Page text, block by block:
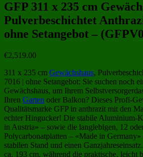
GFP 311 x 235 cm
Pulverbeschichtet
ohne Setangebot –
€2,519.00
311 x 235 cm Gewächshaus,
7016 | ohne Setangebot: Sie suchen noch
Gewächshaus, um Ihrem
Ihren Garten oder Balkon? Dieses Profi-
Qualitätsmarke GFP in anthrazit mit den
echter Hingucker! Die stabile Aluminium-
in Austria» – sowie die langlebigen, 12
Polycarbonatplatten – «Made in Germany»
stabilen Stand und einen
ca. 193 cm, während die praktische, leicht